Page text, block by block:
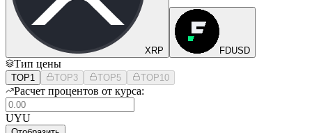
XRP FDUSD
Тип цены
TOP1 TOP3 TOP5 TOP10
Расчет процентов от курса:
UYU